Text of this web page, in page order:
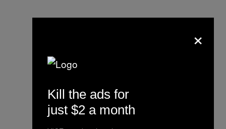
×
Kill the ads for
just $2 a month